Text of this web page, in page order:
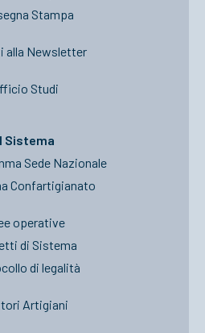
Stampa
alla Newsletter
Studi
Sistema
Sede Nazionale
Confartigianato
operative
di Sistema
di legalità
Artigiani